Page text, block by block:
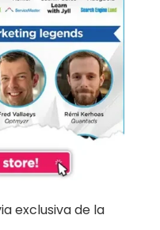
exclusiva de la